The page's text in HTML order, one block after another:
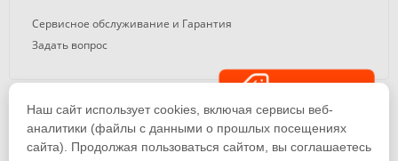
Сервисное обслуживание и Гарантия
Задать вопрос
© 2008 — 2026. ООО «ТК Вэлд Плюс»
Email: ideasvarki@wp116.ru
Наш сайт использует cookies, включая сервисы веб-
аналитики (файлы с данными о прошлых посещениях
сайта). Продолжая пользоваться сайтом, вы соглашаетесь